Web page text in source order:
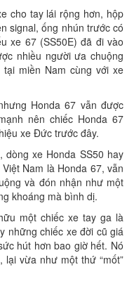
cho tay lái rộng hơn, hộp
signal, ống nhún trước có
xe 67 (SS50E) đã đi vào
nhiều người ưa chuộng
miền Nam cùng với xe
Honda 67 vẫn được
nên chiếc Honda 67
xe Đức trước đây.
xe Honda SS50 hay
Nam là Honda 67, vẫn
và đón nhận như một
khoáng mà bình dị.
một chiếc xe tay ga là
những chiếc xe đời cũ giá
hút hơn bao giờ hết. Nó
vừa như một thứ “mốt”